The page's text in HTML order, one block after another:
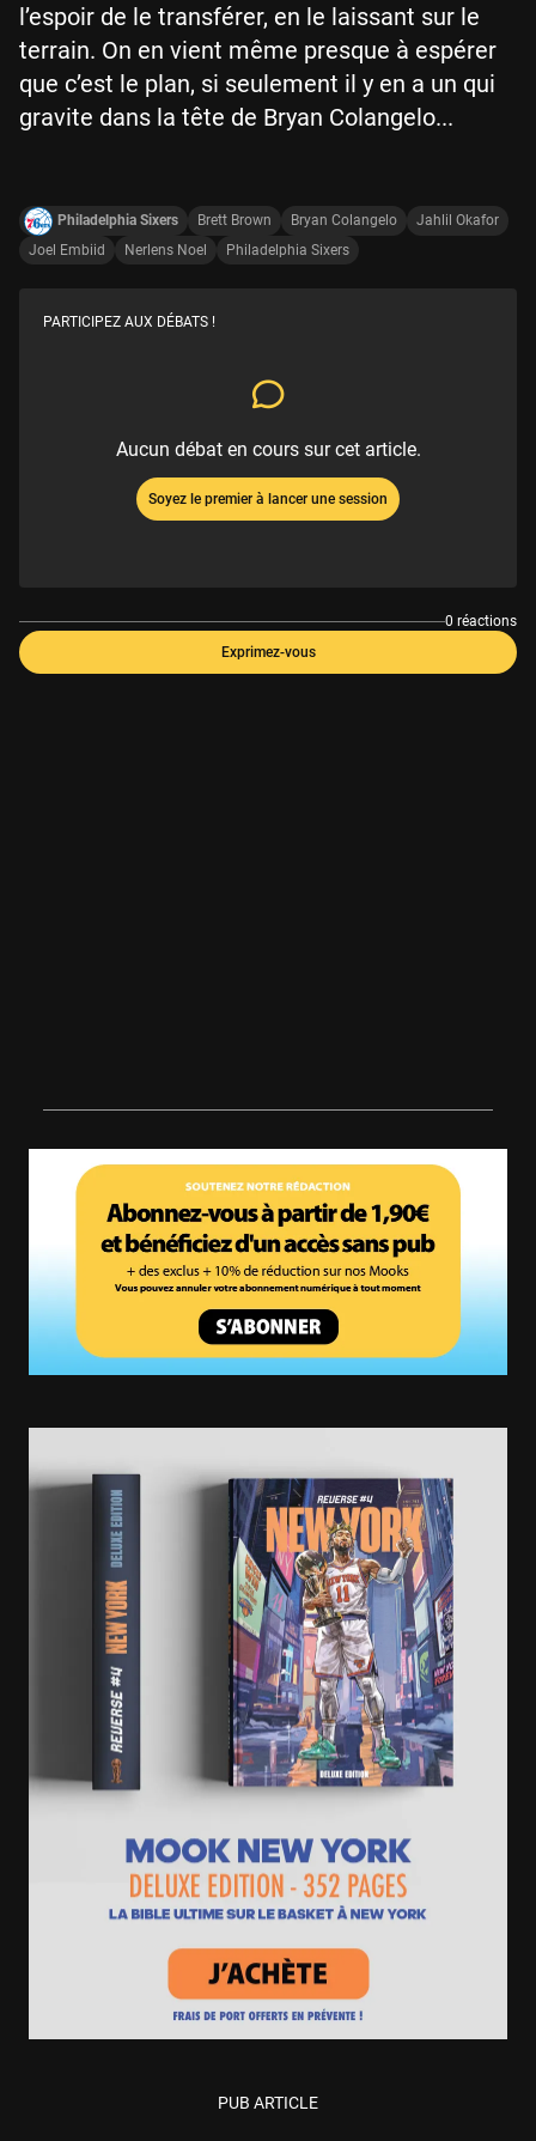
l’espoir de le transférer, en le laissant sur le
terrain. On en vient même presque à espérer
que c’est le plan, si seulement il y en a un qui
gravite dans la tête de Bryan Colangelo...
Philadelphia Sixers Brett Brown Bryan Colangelo
Jahlil Okafor
Joel Embiid
Nerlens Noel Philadelphia Sixers
PARTICIPEZ AUX DÉBATS !
Aucun débat en cours sur cet article.
Soyez le premier à lancer une session
0 réactions
Exprimez-vous
PUB ARTICLE